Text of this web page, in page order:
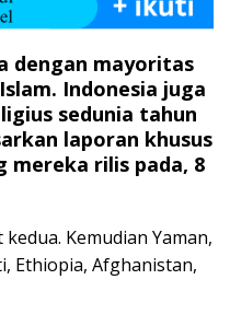
dengan mayoritas
Indonesia juga
sedunia tahun
laporan khusus
mereka rilis pada, 8
Kemudian Yaman,
Ethiopia, Afghanistan,